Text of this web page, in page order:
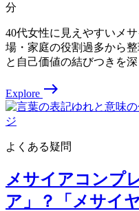
分
40代女性に見えやすいメ
場・家庭の役割過多から
と自己価値の結びつきを深
Explore east
よくある疑問
メサイアコンプ
ア」？「メサイ